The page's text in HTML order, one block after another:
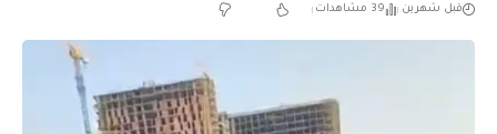
قبل شهرين 39 مشاهدات